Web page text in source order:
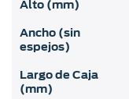
Alto (mm)
Ancho (sin
espejos)
Largo de Caja
(mm)